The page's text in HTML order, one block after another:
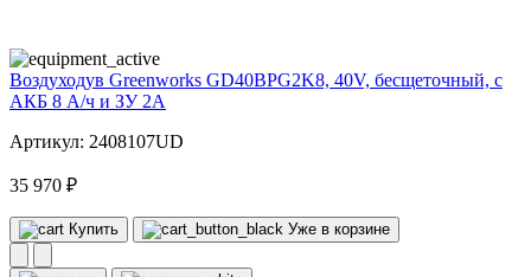
Воздуходув Greenworks GD40BPG2K8, 40V, бесщеточный, с
АКБ 8 А/ч и ЗУ 2А
Артикул: 2408107UD
35 970 ₽
Купить Уже в корзине